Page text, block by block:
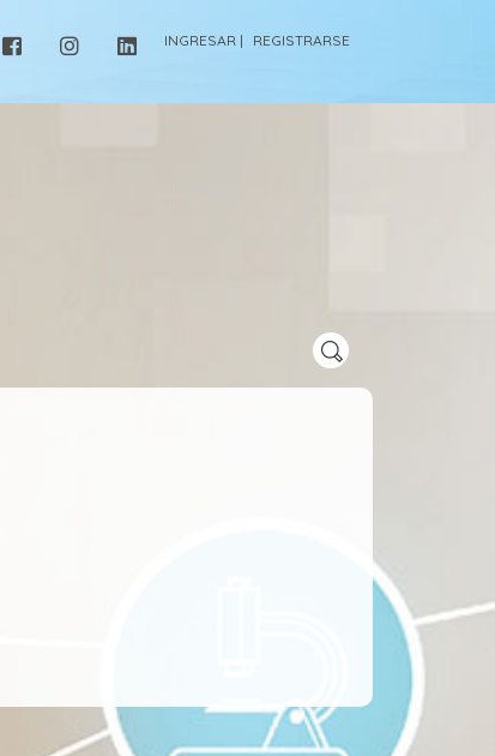
INGRESAR | REGISTRARSE